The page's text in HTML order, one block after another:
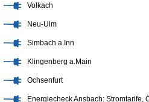
Volkach
Neu-Ulm
Simbach a.Inn
Klingenberg a.Main
Ochsenfurt
Energiecheck Ansbach: Stromtarife,